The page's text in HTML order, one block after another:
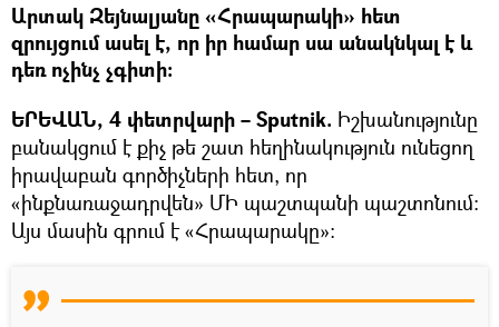
Արտակ Զեյնալյանը «Հրապարակի» հետ
զրույցում ասել է, որ իր համար սա անակնկալ է և
դեռ ոչինչ չգիտի։
ԵՐԵՎԱՆ, 4 փետրվարի – Sputnik. Իշխանությունը
բանակցում է քիչ թե շատ հեղինակություն ունեցող
իրավաբան գործիչների հետ, որ
«ինքնառաջադրվեն» ՄԻ պաշտպանի պաշտոնում։
Այս մասին գրում է «Հրապարակը»։